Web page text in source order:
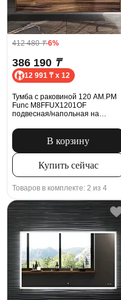
412 480₸-6%
386 190 ₸
12 991 ₸ x 12
Тумба с раковиной 120 AM.PM
Func M8FFUX1201OF
подвесная/напольная на
В корзину
Купить сейчас
Товаров в комплекте: 2 из 4